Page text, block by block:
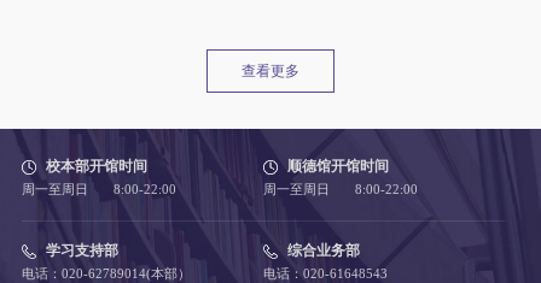
查看更多
校本部开馆时间
周一至周日 8:00-22:00
顺德馆开馆时间
周一至周日 8:00-22:00
学习支持部
电话：020-62789014(本部）
综合业务部
电话：020-61648543